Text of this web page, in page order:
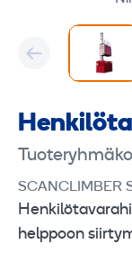
SCANCLIMBER
helppoon